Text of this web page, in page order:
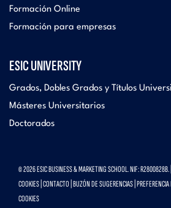
Formación Online
Formación para empresas
ESIC UNIVERSITY
Grados, Dobles Grados y Títulos
Másteres Universitarios
Doctorados
© 2026 ESIC BUSINESS & MARKETING SCHOOL. NIF: R2800828B. |
COOKIES CONTACTO BUZÓN DE SUGERENCIAS
COOKIES